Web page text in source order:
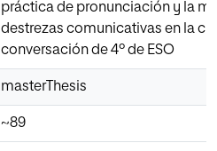
práctica de pronunciación y la
destrezas comunicativas en la
conversación de 4º de ESO
masterThesis
~89